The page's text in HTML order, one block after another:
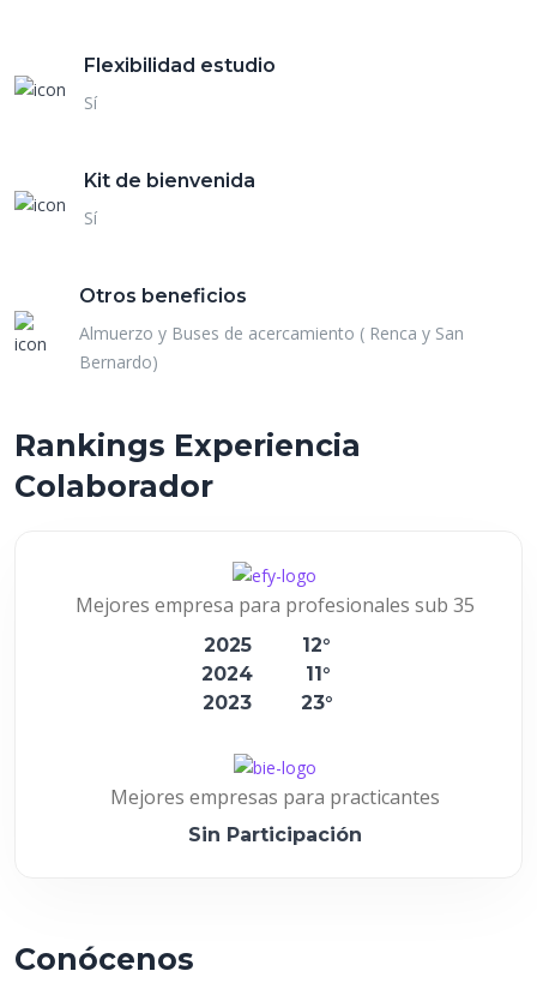
Flexibilidad estudio
Sí
Kit de bienvenida
Sí
Otros beneficios
Almuerzo y Buses de acercamiento ( Renca y San
Bernardo)
Rankings Experiencia
Colaborador
Mejores empresa para profesionales sub 35
2025
12°
2024
11°
2023
23°
Mejores empresas para practicantes
Sin Participación
Conócenos